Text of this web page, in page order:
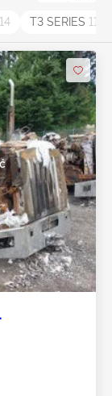
14 T3 SERIES 11